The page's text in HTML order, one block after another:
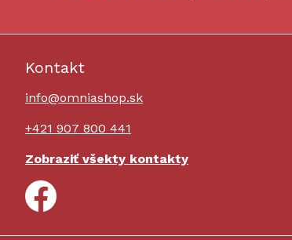
Kontakt
info@omniashop.sk
+421 907 800 441
Zobraziť všekty kontakty